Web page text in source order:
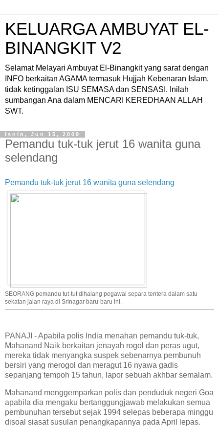
KELUARGA AMBUYAT EL-
BINANGKIT V2
Selamat Melayari Ambuyat El-Binangkit yang sarat dengan
INFO berkaitan AGAMA termasuk Hujjah Kebenaran Islam,
tidak ketinggalan ISU SEMASA dan SENSASI. Inilah
sumbangan Ana dalam MENCARI KEREDHAAN ALLAH
SWT.
Isnin, Jun 15, 2009
Pemandu tuk-tuk jerut 16 wanita guna
selendang
Pemandu tuk-tuk jerut 16 wanita guna selendang
SEORANG pemandu tut-tut dihalang pegawai separa tentera dalam satu
sekatan jalan raya di Srinagar baru-baru ini.
PANAJI - Apabila polis India menahan pemandu tuk-tuk,
Mahanand Naik berkaitan jenayah rogol dan peras ugut,
mereka tidak menyangka suspek sebenarnya pembunuh
bersiri yang merogol dan meragut 16 nyawa gadis
sepanjang tempoh 15 tahun, lapor sebuah akhbar semalam.
Mahanand menggemparkan polis dan penduduk negeri Goa
apabila dia mengaku bertanggungjawab melakukan semua
pembunuhan tersebut sejak 1994 selepas beberapa minggu
disoal siasat susulan penangkapannya pada April lepas.